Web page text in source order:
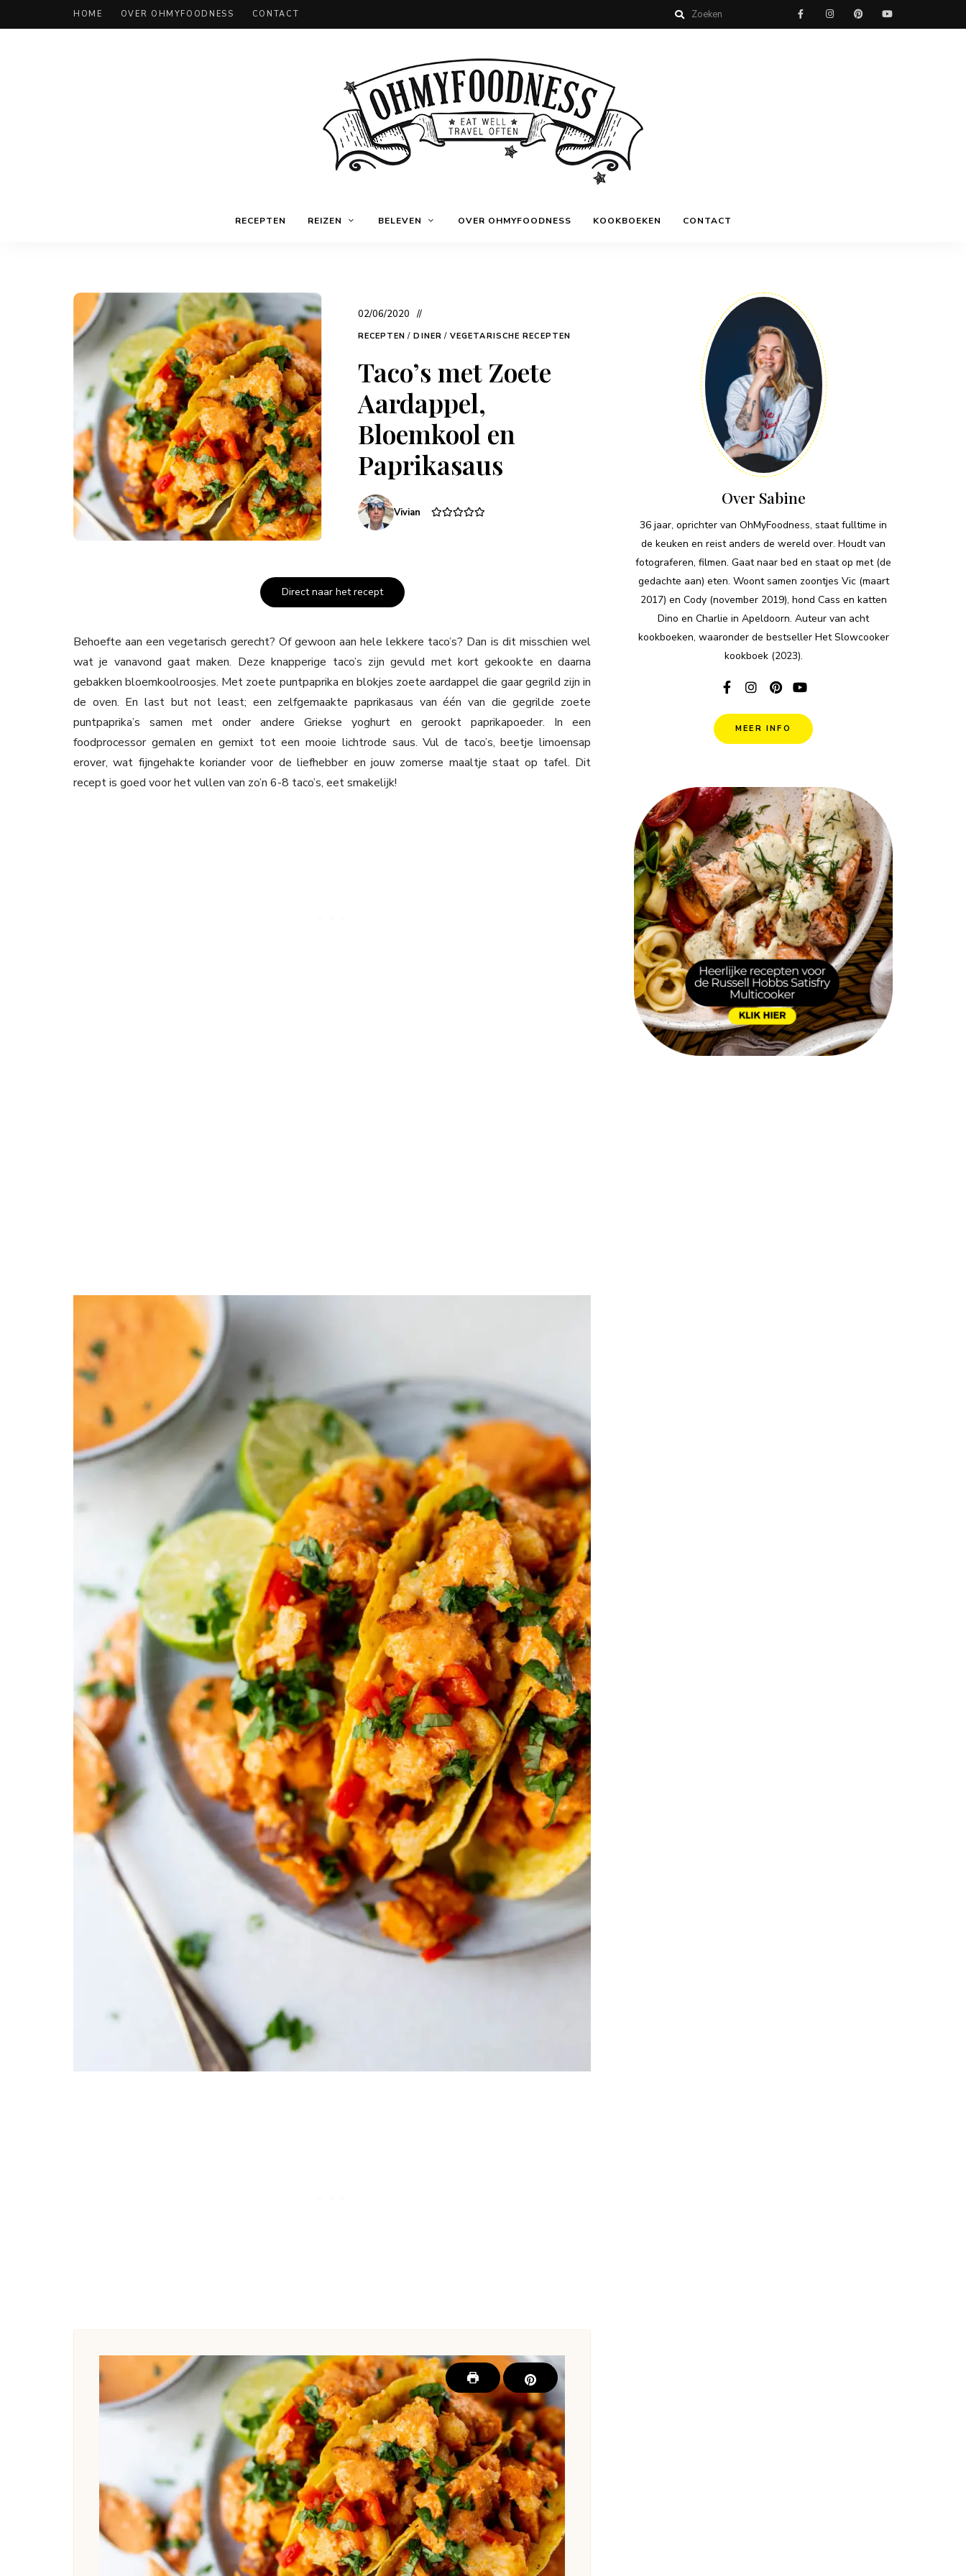
HOME OVER OHMYFOODNESS CONTACT
OhMyFoodness
well
Travel
RECEPTEN REIZEN BELEVEN OVER OHMYFOODNESS KOOKBOEKEN CONTACT
02/06/2020
RECEPTEN / DINER / VEGETARISCHE RECEPTEN
Taco’s met Zoete
Aardappel,
Bloemkool en
Paprikasaus
Vivian
Direct naar het recept
Behoefte aan een vegetarisch gerecht? Of gewoon aan hele lekkere taco’s? Dan is dit misschien wel
wat je vanavond gaat maken. Deze knapperige taco’s zijn gevuld met kort gekookte en daarna
gebakken bloemkoolroosjes. Met zoete puntpaprika en blokjes zoete aardappel die gaar gegrild zijn in
de oven. En last but not least; een zelfgemaakte paprikasaus van één van die gegrilde zoete
puntpaprika’s samen met onder andere Griekse yoghurt en gerookt paprikapoeder. In een
foodprocessor gemalen en gemixt tot een mooie lichtrode saus. Vul de taco’s, beetje limoensap
erover, wat fijngehakte koriander voor de liefhebber en jouw zomerse maaltje staat op tafel. Dit
recept is goed voor het vullen van zo’n 6-8 taco’s, eet smakelijk!
Over Sabine
36 jaar, oprichter van OhMyFoodness, staat fulltime in
de keuken en reist anders de wereld over. Houdt van
fotograferen, filmen. Gaat naar bed en staat op met (de
gedachte aan) eten. Woont samen zoontjes Vic (maart
2017) en Cody (november 2019), hond Cass en katten
Dino en Charlie in Apeldoorn. Auteur van acht
kookboeken, waaronder de bestseller Het Slowcooker
kookboek (2023).
MEER INFO